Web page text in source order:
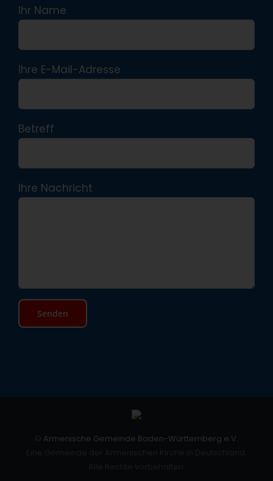
Ihr Name
Ihre E-Mail-Adresse
Betreff
Ihre Nachricht
Armenische Gemeinde Baden-Württemberg e.V.